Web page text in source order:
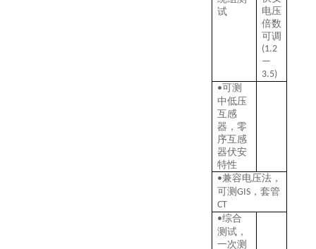
试
电压
倍数
可调
(1.2
—
3.5)
•可测
中低压
互感
器，零
序互感
器伏安
特性
•兼容电压法，
可测 GIS ，套管
CT
•综合
测试，
一次测